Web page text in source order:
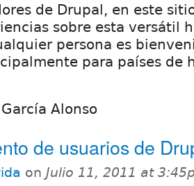
de Drupal, en este
sobre esta versátil
persona es
para países de
Alonso
de usuarios de
on Julio 11, 2011 at